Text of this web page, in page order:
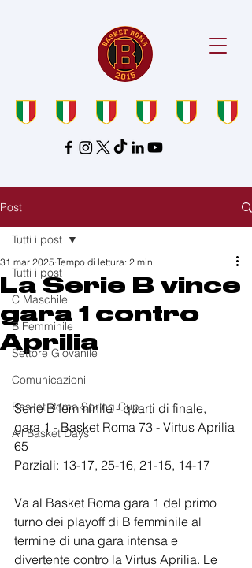
Post
Tutti i post
C Maschile
B Femminile
Settore Giovanile
Comunicazioni
Basket Roma Spring Cup
All Basket Days
Tutti i post
La Serie B vince
gara 1 contro
Aprilia
31 mar 2025 Tempo di lettura: 2 min
Serie B femminile - quarti di finale,
gara 1 - Basket Roma 73 - Virtus Aprilia
65
Parziali: 13-17, 25-16, 21-15, 14-17
Va al Basket Roma gara 1 del primo
turno dei playoff di B femminile al
termine di una gara intensa e
divertente contro la Virtus Aprilia. Le